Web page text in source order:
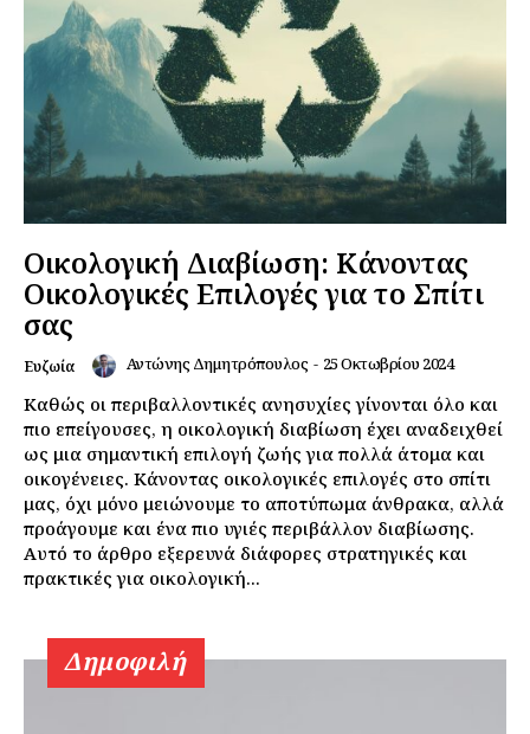
Οικολογική Διαβίωση: Κάνοντας
Οικολογικές Επιλογές για το Σπίτι
σας
Ευζωία Αντώνης Δημητρόπουλος - 25 Οκτωβρίου 2024
Καθώς οι περιβαλλοντικές ανησυχίες γίνονται όλο και
πιο επείγουσες, η οικολογική διαβίωση έχει αναδειχθεί
ως μια σημαντική επιλογή ζωής για πολλά άτομα και
οικογένειες. Κάνοντας οικολογικές επιλογές στο σπίτι
μας, όχι μόνο μειώνουμε το αποτύπωμα άνθρακα, αλλά
προάγουμε και ένα πιο υγιές περιβάλλον διαβίωσης.
Αυτό το άρθρο εξερευνά διάφορες στρατηγικές και
πρακτικές για οικολογική...
Δημοφιλή